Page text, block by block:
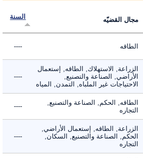
مجال القضيّه السنة
الطاقه ----
الزراعة, الاستهلاك, الطاقه, إستعمال
الأراضي, الصناعة والتصنيع,
الاحتياجات غير الملباه, التمدن, المياه
----
الطاقه, الحكم, الصناعة والتصنيع,
التجاره
----
الزراعة, الطاقه, إستعمال الأراضي,
الحكم, الصناعة والتصنيع, السكان,
التجاره
----